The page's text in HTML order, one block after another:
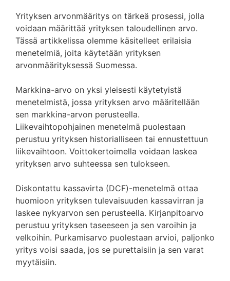
Yrityksen arvonmääritys on tärkeä prosessi, jolla
voidaan määrittää yrityksen taloudellinen arvo.
Tässä artikkelissa olemme käsitelleet erilaisia
menetelmiä, joita käytetään yrityksen
arvonmäärityksessä Suomessa.
Markkina-arvo on yksi yleisesti käytetyistä
menetelmistä, jossa yrityksen arvo määritellään
sen markkina-arvon perusteella.
Liikevaihtopohjainen menetelmä puolestaan
perustuu yrityksen historialliseen tai ennustettuun
liikevaihtoon. Voittokertoimella voidaan laskea
yrityksen arvo suhteessa sen tulokseen.
Diskontattu kassavirta (DCF)-menetelmä ottaa
huomioon yrityksen tulevaisuuden kassavirran ja
laskee nykyarvon sen perusteella. Kirjanpitoarvo
perustuu yrityksen taseeseen ja sen varoihin ja
velkoihin. Purkamisarvo puolestaan arvioi, paljonko
yritys voisi saada, jos se purettaisiin ja sen varat
myytäisiin.